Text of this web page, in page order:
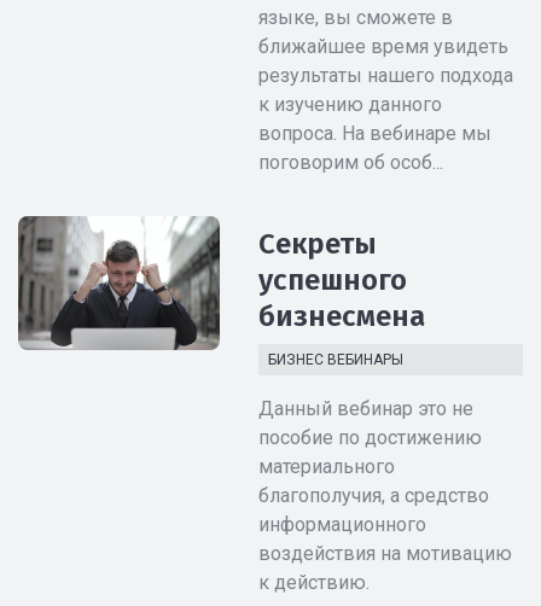
языке, вы сможете в
ближайшее время увидеть
результаты нашего подхода
к изучению данного
вопроса. На вебинаре мы
поговорим об особ...
Секреты
успешного
бизнесмена
БИЗНЕС ВЕБИНАРЫ
Данный вебинар это не
пособие по достижению
материального
благополучия, а средство
информационного
воздействия на мотивацию
к действию.